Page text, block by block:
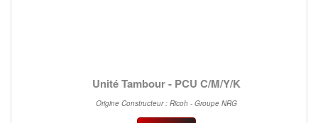
Unité Tambour - PCU C/M/Y/K
Origine Constructeur : Ricoh - Groupe NRG